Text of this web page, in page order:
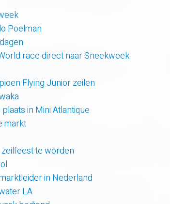
Poelman
race direct naar Sneekweek
Flying Junior zeilen
in Mini Atlantique
markt
te worden
in Nederland
LA